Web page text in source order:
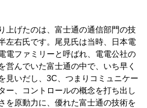
上げたのは、富士通の通信部門の技
左右氏です。尾見氏は当時、日本電
電ファミリーと呼ばれ、電電公社の
営んでいた富士通の中で、いち早く
見いだし、3C、つまりコミュニケー
ー、コントロールの概念を打ち出し
を原動力に、優れた富士通の技術を